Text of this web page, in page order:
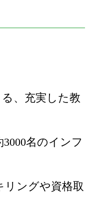
、充実した教
名のインフ
ングや資格取